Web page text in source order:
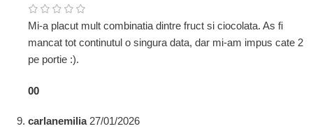
Mi-a placut mult combinatia dintre fruct si ciocolata. As fi
mancat tot continutul o singura data, dar mi-am impus cate 2
pe portie :).
00
carlanemilia 27/01/2026